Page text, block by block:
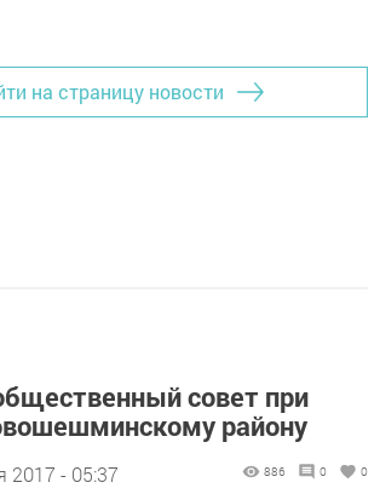
на страницу новости
совет при
району
2017 - 05:37 886 0 0